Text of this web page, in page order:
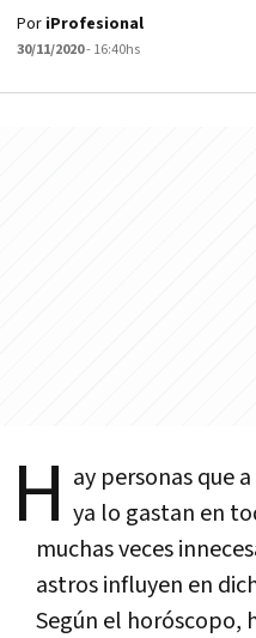
Por iProfesional
30/11/2020- 16:40hs
H ay personas que
ya lo gastan en
muchas veces
astros influyen en
Según el horóscopo,